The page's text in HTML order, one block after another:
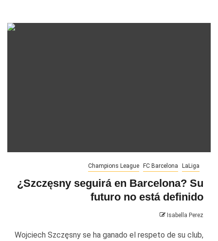
Champions League FC Barcelona LaLiga
¿Szczęsny seguirá en Barcelona? Su
futuro no está definido
Isabella Perez
Wojciech Szczęsny se ha ganado el respeto de su club,